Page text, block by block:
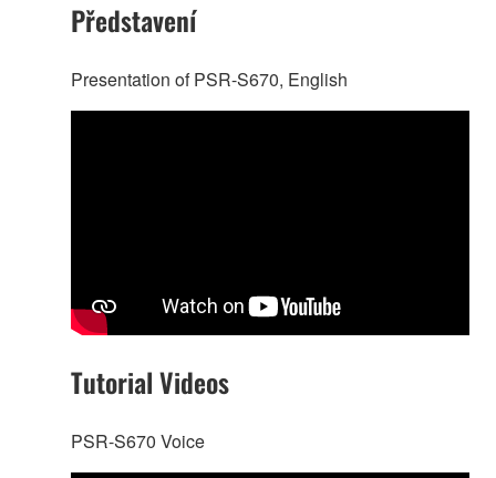
Představení
Presentation of PSR-S670, English
Tutorial Videos
PSR-S670 Voice